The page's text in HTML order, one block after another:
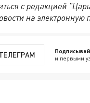
с редакцией
на электронную
и первыми